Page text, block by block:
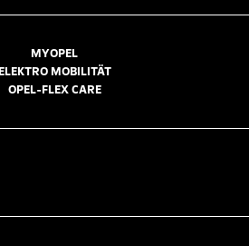
MYOPEL
ELEKTRO MOBILITÄT
OPEL-FLEX CARE